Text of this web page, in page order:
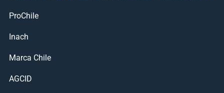
ProChile
Inach
Marca Chile
AGCID